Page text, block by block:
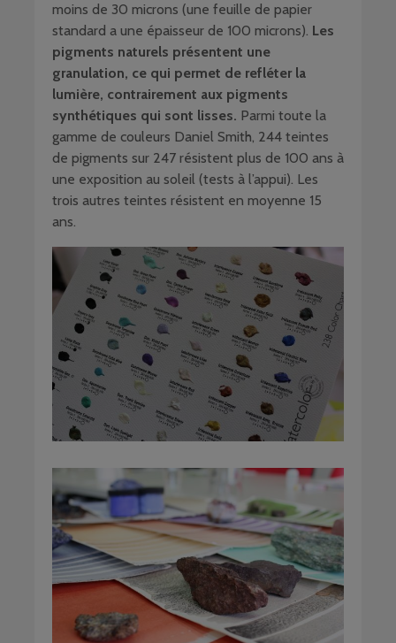
moins de 30 microns (une feuille de papier
standard a une épaisseur de 100 microns). Les
pigments naturels présentent une
granulation, ce qui permet de refléter la
lumière, contrairement aux pigments
synthétiques qui sont lisses. Parmi toute la
gamme de couleurs Daniel Smith, 244 teintes
de pigments sur 247 résistent plus de 100 ans à
une exposition au soleil (tests à l’appui). Les
trois autres teintes résistent en moyenne 15
ans.